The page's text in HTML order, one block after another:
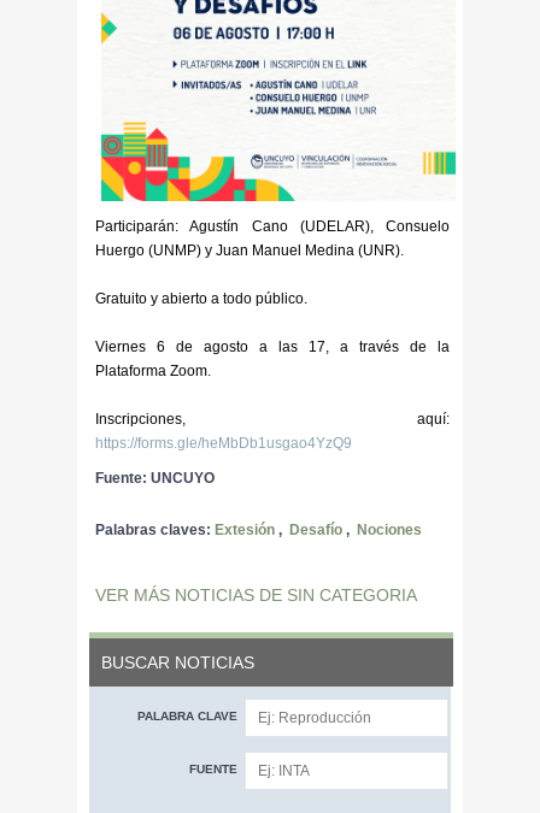
Participarán: Agustín Cano (UDELAR), Consuelo
Huergo (UNMP) y Juan Manuel Medina (UNR).
Gratuito y abierto a todo público.
Viernes 6 de agosto a las 17, a través de la
Plataforma Zoom.
Inscripciones, aquí:
https://forms.gle/heMbDb1usgao4YzQ9
Fuente: UNCUYO
Palabras claves: Extesión , Desafío , Nociones
VER MÁS NOTICIAS DE SIN CATEGORIA
BUSCAR NOTICIAS
PALABRA CLAVE
FUENTE